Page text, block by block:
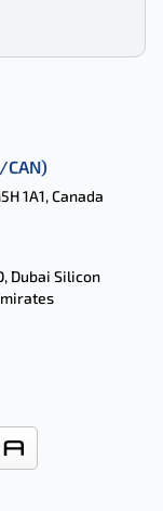
1A1, Canada
Dubai Silicon